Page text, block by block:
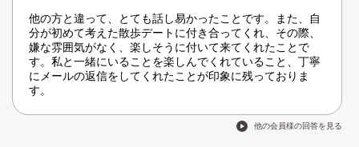
他の方と違って、とても話し易かったことです。また、自
分が初めて考えた散歩デートに付き合ってくれ、その際、
嫌な雰囲気がなく、楽しそうに付いて来てくれたことで
す。私と一緒にいることを楽しんでくれていること、丁寧
にメールの返信をしてくれたことが印象に残っておりま
す。
他の会員様の回答を見る